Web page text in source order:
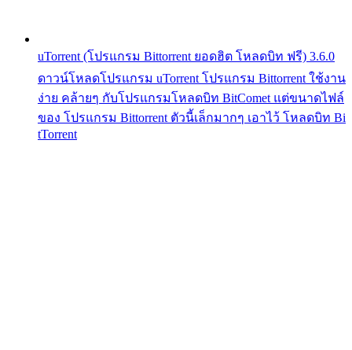
uTorrent (โปรแกรม Bittorrent ยอดฮิต โหลดบิท ฟรี) 3.6.0
ดาวน์โหลดโปรแกรม uTorrent โปรแกรม Bittorrent ใช้งาน
ง่าย คล้ายๆ กับโปรแกรมโหลดบิท BitComet แต่ขนาดไฟล์
ของ โปรแกรม Bittorrent ตัวนี้เล็กมากๆ เอาไว้ โหลดบิท Bi
tTorrent